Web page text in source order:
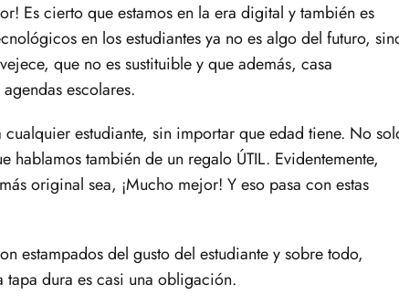
Es cierto que estamos en la era digital y también es
en los estudiantes ya no es algo del futuro,
que no es sustituible y que además, casa
escolares.
cualquier estudiante, sin importar que edad tiene. No
también de un regalo ÚTIL. Evidentemente,
original sea, ¡Mucho mejor! Y eso pasa con estas
estampados del gusto del estudiante y sobre todo,
tapa dura es casi una obligación.